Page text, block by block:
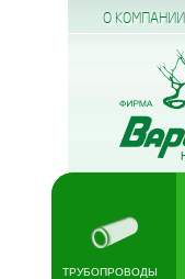
О КОМПАНИИ
ТРУБОПРОВОДЫ